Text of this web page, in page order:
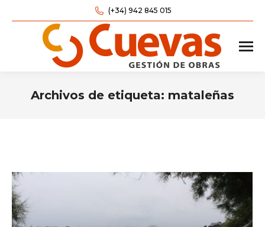
(+34) 942 845 015
Archivos de etiqueta: mataleñas